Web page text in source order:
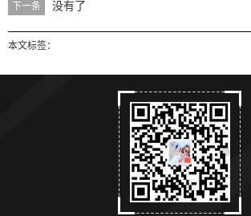
下一条 没有了
本文标签：